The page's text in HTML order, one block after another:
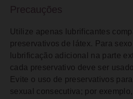
Precauções
Utilize apenas lubrificantes
preservativos de látex. Para
lubrificação adicional na parte
cada preservativo deve ser
Evite o uso de preservativos
sexual consecutiva; por